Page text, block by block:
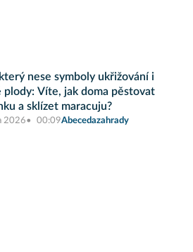
nese symboly ukřižování i
plody: Víte, jak doma pěstovat
a sklízet maracuju?
2026 00:09Abecedazahrady